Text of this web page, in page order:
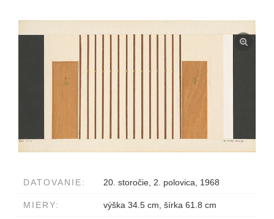
DATOVANIE: 20. storočie, 2. polovica, 1968
MIERY: výška 34.5 cm, šírka 61.8 cm